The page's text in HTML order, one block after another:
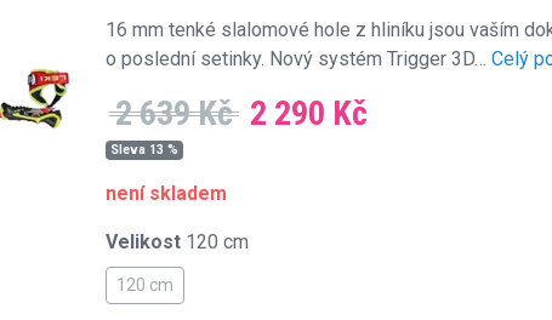
16 mm tenké slalomové hole z hliníku jsou vaším
o poslední setinky. Nový systém Trigger 3D… Celý
2 639 Kč 2 290 Kč
Sleva 13 %
není skladem
Velikost 120 cm
120 cm